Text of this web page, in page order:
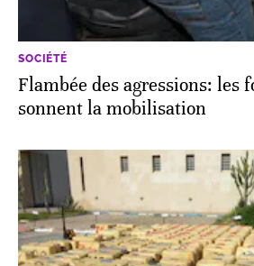
SOCIÉTÉ
Flambée des agressions: les
sonnent la mobilisation